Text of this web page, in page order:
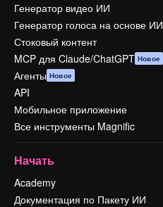
Генератор видео ИИ
Генератор голоса на основе ИИ
Стоковый контент
MCP для Claude/ChatGPT Новое
Агенты Новое
API
Мобильное приложение
Все инструменты Magnific
Начать
Academy
Документация по Пакету ИИ